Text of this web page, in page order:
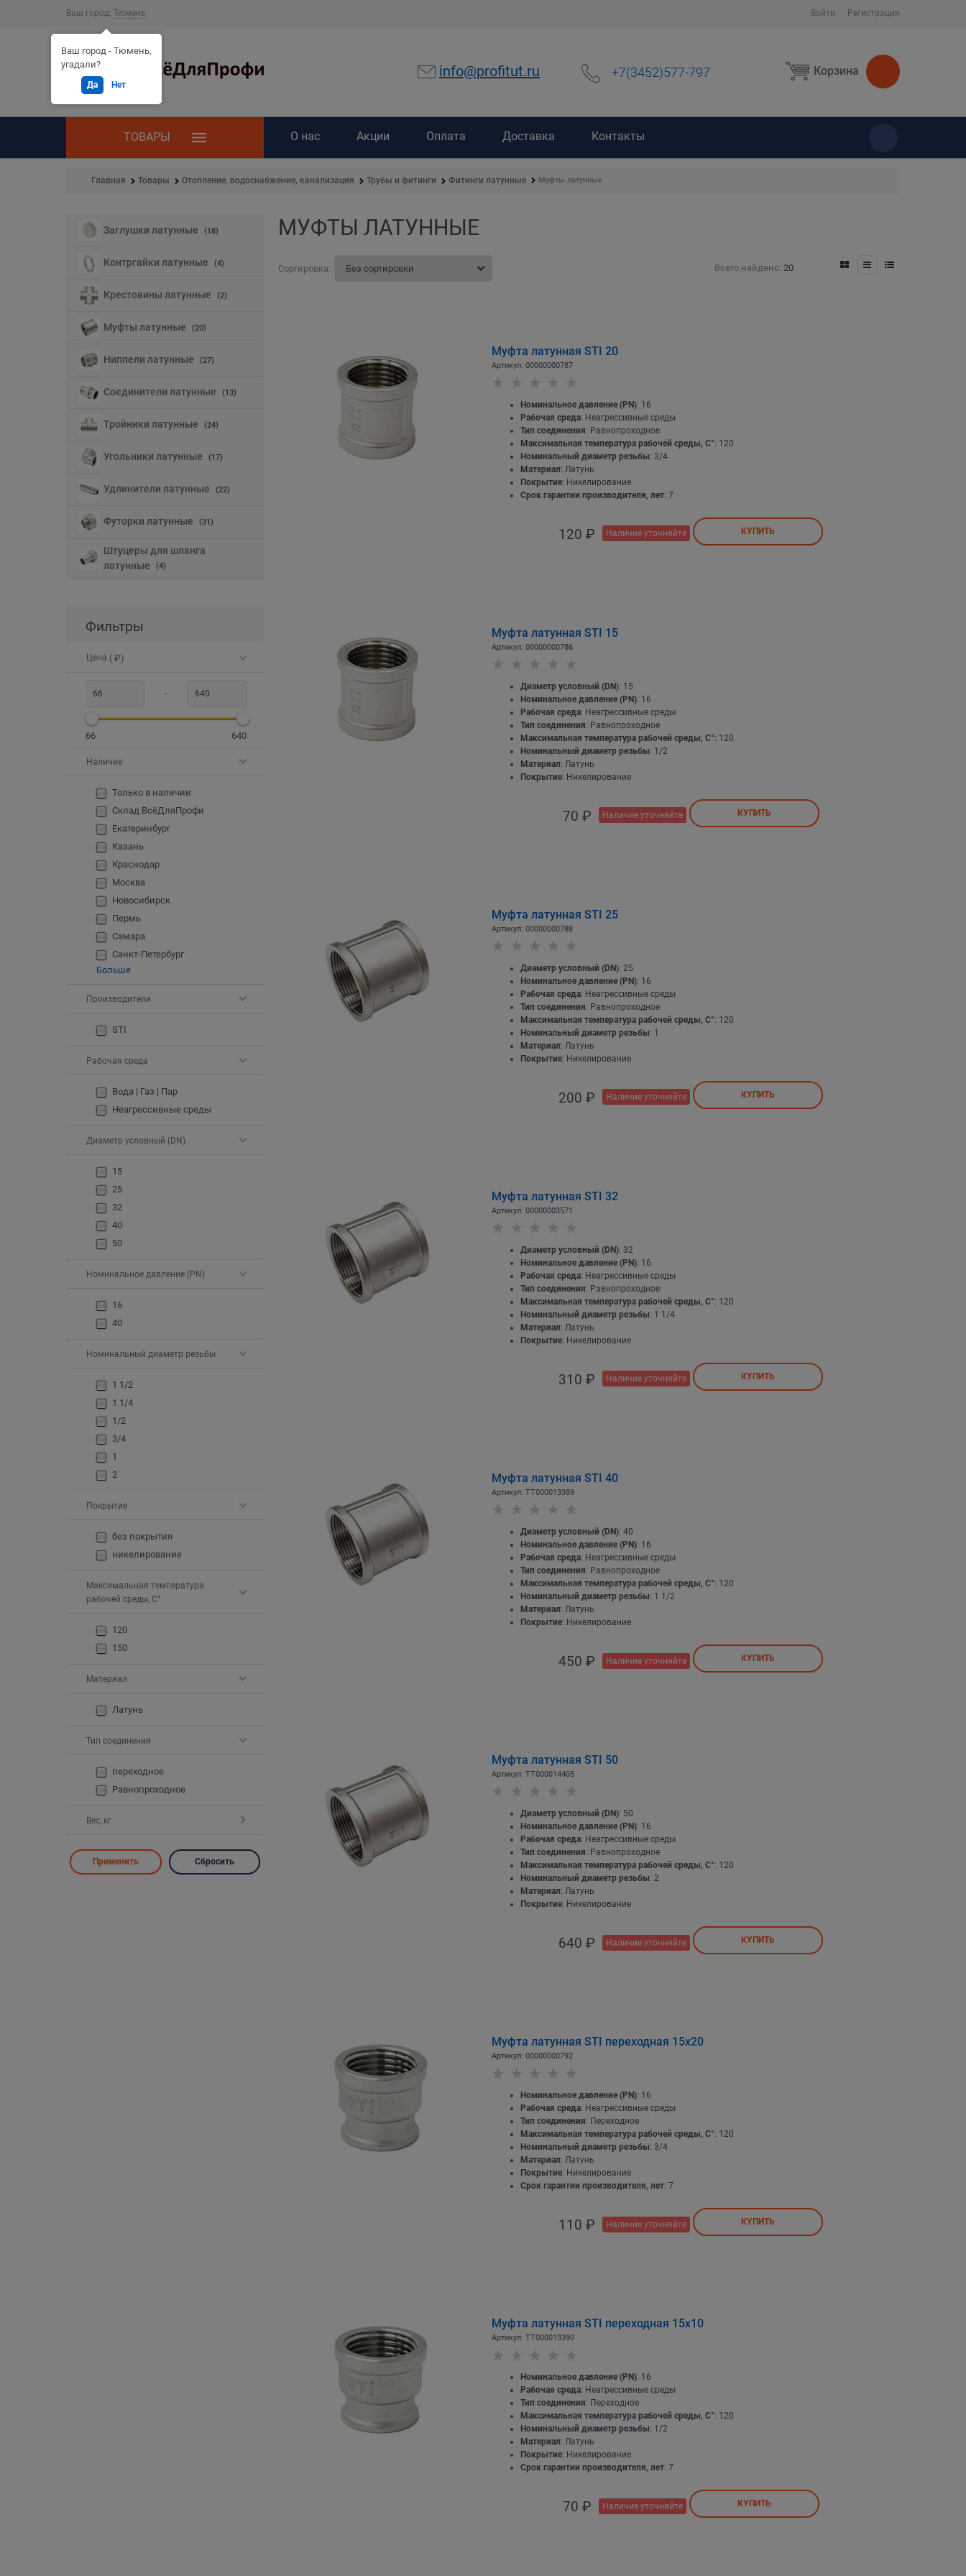
Ваш город: Тюмень Войти Регистрация
info@profitut.ru +7(3452)577-797 Корзина
ТОВАРЫ О нас Акции Оплата Доставка Контакты
Главная Товары Отопление, водоснабжение, канализация Трубы и фитинги Фитинги латунные Муфты латунные
Заглушки латунные (18)
Контргайки латунные (4)
Крестовины латунные (2)
Муфты латунные (20)
Ниппели латунные (27)
Соединители латунные (13)
Тройники латунные (24)
Угольники латунные (17)
Удлинители латунные (22)
Футорки латунные (31)
Штуцеры для шланга
латунные
(4)
Фильтры
Цена ( ₽)
-
66 640
Наличие
Только в наличии
Склад ВсёДляПрофи
Екатеринбург
Казань
Краснодар
Москва
Новосибирск
Пермь
Самара
Санкт-Петербург
Больше
Производители
STI
Рабочая среда
Вода | Газ | Пар
Неагрессивные среды
Диаметр условный (DN)
15
25
32
40
50
Номинальное давление (PN)
16
40
Номинальный диаметр резьбы
1 1/2
1 1/4
1/2
3/4
1
2
Покрытие
без покрытия
никелирование
Максимальная температура
рабочей среды, С°
120
150
Материал
Латунь
Тип соединения
переходное
Равнопроходное
Вес, кг
Найдено товаров: МУФТЫ ЛАТУННЫЕ
Сортировка: Всего найдено: 20
Муфта латунная STI 20
Артикул: 00000000787
Номинальное давление (PN): 16
Рабочая среда: Неагрессивные среды
Тип соединения: Равнопроходное
Максимальная температура рабочей среды, С°: 120
Номинальный диаметр резьбы: 3/4
Материал: Латунь
Покрытие: Никелирование
Срок гарантии производителя, лет: 7
120 ₽ Наличие уточняйте КУПИТЬ
Муфта латунная STI 15
Артикул: 00000000786
Диаметр условный (DN): 15
Номинальное давление (PN): 16
Рабочая среда: Неагрессивные среды
Тип соединения: Равнопроходное
Максимальная температура рабочей среды, С°: 120
Номинальный диаметр резьбы: 1/2
Материал: Латунь
Покрытие: Никелирование
70 ₽ Наличие уточняйте КУПИТЬ
Муфта латунная STI 25
Артикул: 00000000788
Диаметр условный (DN): 25
Номинальное давление (PN): 16
Рабочая среда: Неагрессивные среды
Тип соединения: Равнопроходное
Максимальная температура рабочей среды, С°: 120
Номинальный диаметр резьбы: 1
Материал: Латунь
Покрытие: Никелирование
200 ₽ Наличие уточняйте КУПИТЬ
Муфта латунная STI 32
Артикул: 00000003571
Диаметр условный (DN): 32
Номинальное давление (PN): 16
Рабочая среда: Неагрессивные среды
Тип соединения: Равнопроходное
Максимальная температура рабочей среды, С°: 120
Номинальный диаметр резьбы: 1 1/4
Материал: Латунь
Покрытие: Никелирование
310 ₽ Наличие уточняйте КУПИТЬ
Муфта латунная STI 40
Артикул: ТТ000013389
Диаметр условный (DN): 40
Номинальное давление (PN): 16
Рабочая среда: Неагрессивные среды
Тип соединения: Равнопроходное
Максимальная температура рабочей среды, С°: 120
Номинальный диаметр резьбы: 1 1/2
Материал: Латунь
Покрытие: Никелирование
450 ₽ Наличие уточняйте КУПИТЬ
Муфта латунная STI 50
Артикул: ТТ000014405
Диаметр условный (DN): 50
Номинальное давление (PN): 16
Рабочая среда: Неагрессивные среды
Тип соединения: Равнопроходное
Максимальная температура рабочей среды, С°: 120
Номинальный диаметр резьбы: 2
Материал: Латунь
Покрытие: Никелирование
640 ₽ Наличие уточняйте КУПИТЬ
Муфта латунная STI переходная 15х20
Артикул: 00000000792
Номинальное давление (PN): 16
Рабочая среда: Неагрессивные среды
Тип соединения: Переходное
Максимальная температура рабочей среды, С°: 120
Номинальный диаметр резьбы: 3/4
Материал: Латунь
Покрытие: Никелирование
Срок гарантии производителя, лет: 7
110 ₽ Наличие уточняйте КУПИТЬ
Муфта латунная STI переходная 15х10
Артикул: ТТ000013390
Номинальное давление (PN): 16
Рабочая среда: Неагрессивные среды
Тип соединения: Переходное
Максимальная температура рабочей среды, С°: 120
Номинальный диаметр резьбы: 1/2
Материал: Латунь
Покрытие: Никелирование
Срок гарантии производителя, лет: 7
70 ₽ Наличие уточняйте КУПИТЬ
Ваш город - Тюмень,
угадали?
Да Нет